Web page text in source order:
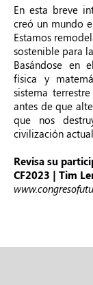
En esta breve
creó un mundo
Estamos
sostenible para
Basándose en
física y
sistema
antes de que
que nos
civilización
Revisa su
CF2023 | Tim